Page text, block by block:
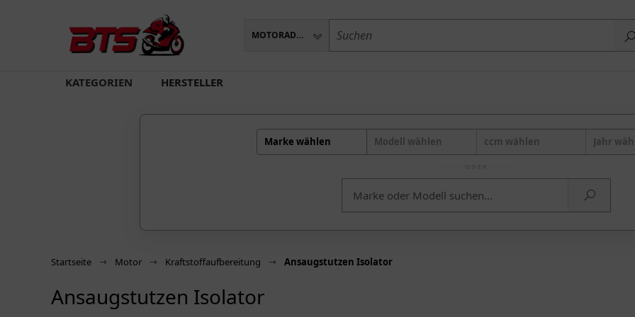
MOTORADTEILE
KATEGORIEN HERSTELLER
Marke wählen Modell wählen ccm wählen Jahr
Startseite Motor Kraftstoffaufbereitung Ansaugstutzen Isolator
Ansaugstutzen Isolator